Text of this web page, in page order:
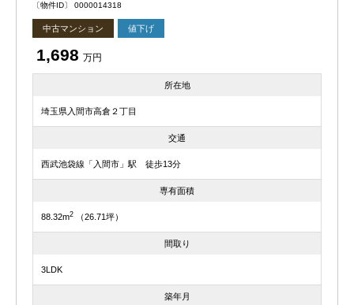
〔物件ID〕 0000014318
中古マンション 値下げ
1,698 万円
所在地
埼玉県入間市高倉２丁目
交通
西武池袋線「入間市」駅 徒歩13分
専有面積
88.32m2 （26.71坪）
間取り
3LDK
築年月